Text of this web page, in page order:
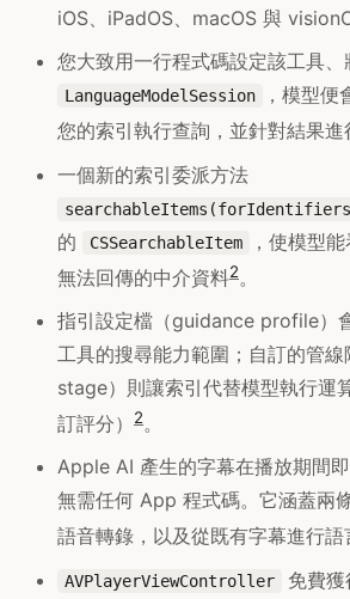
iOS、iPadOS、macOS 與
您大致用一行程式碼設定該工具、
LanguageModelSession
，模型
您的索引執行查詢，並針對結果進
一個新的索引委派方法
的
CSSearchableItem
，使模型
無法回傳的中介資料2。
指引設定檔（guidance profile）
工具的搜尋能力範圍；自訂的管
stage）則讓索引代替模型執行運
訂評分）
2。
Apple AI 產生的字幕在播放期間
無需任何 App 程式碼。它涵蓋兩
語音轉錄，以及從既有字幕進行語
AVPlayerViewController
免費